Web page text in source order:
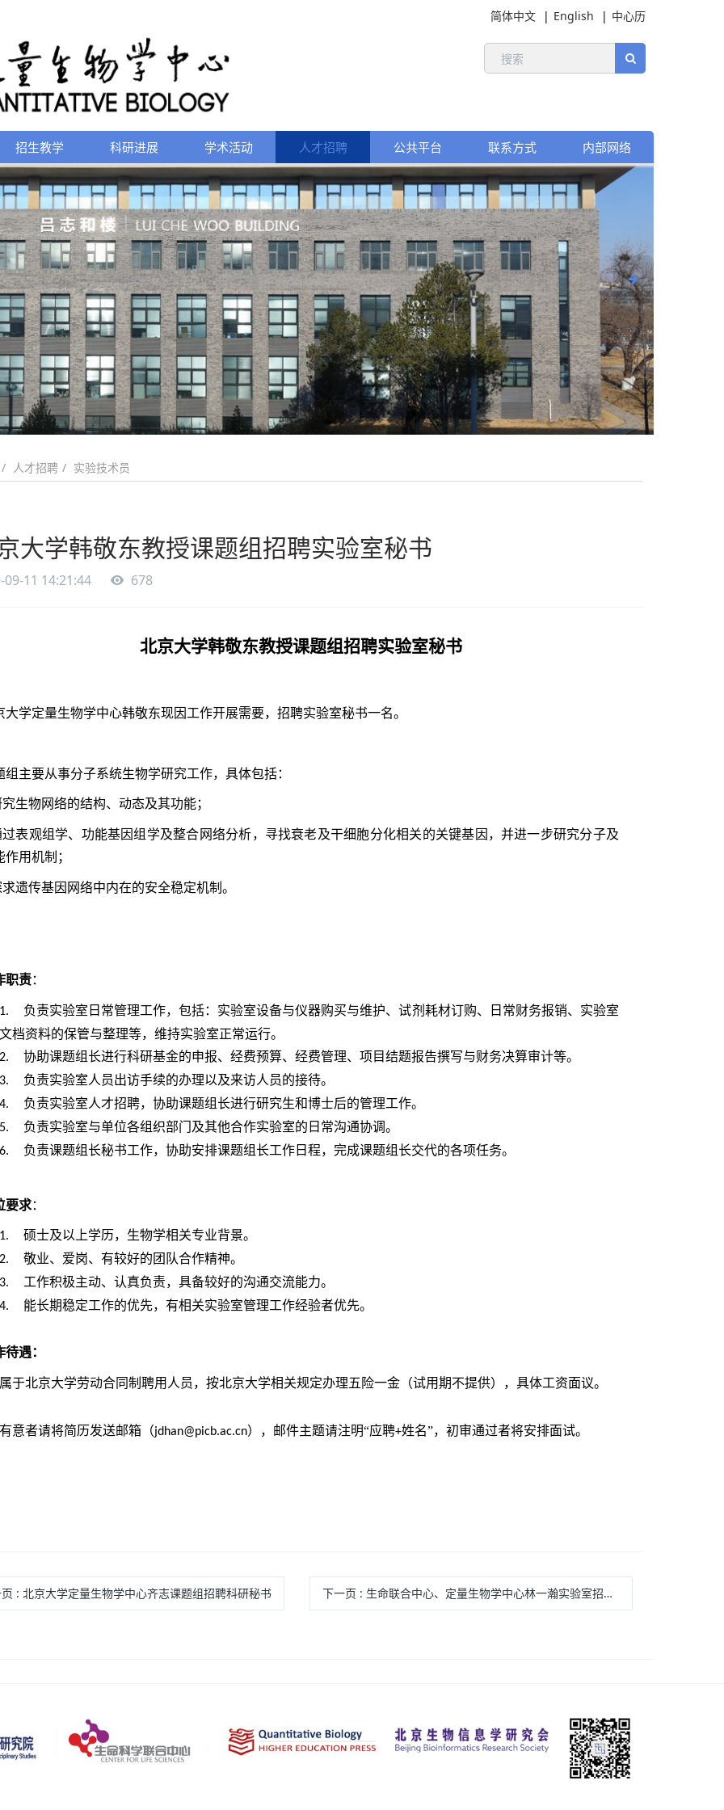
简体中文 English 中心历
招生教学 科研进展 学术活动 人才招聘 公共平台 联系方式 内部网络
人才招聘 实验技术员
大学韩敬东教授课题组招聘实验室秘书
09-11 14:21:44 678
北京大学韩敬东教授课题组招聘实验室秘书
大学定量生物学中心韩敬东现因工作开展需要，招聘实验室秘书一名。
组主要从事分子系统生物学研究工作，具体包括：
生物网络的结构、动态及其功能；
过表观组学、功能基因组学及整合网络分析，寻找衰老及干细胞分化相关的关键基因，并进一步研究分子及
作用机制；
遗传基因网络中内在的安全稳定机制。
职责：
负责实验室日常管理工作，包括：实验室设备与仪器购买与维护、试剂耗材订购、日常财务报销、实验室
档资料的保管与整理等，维持实验室正常运行。
协助课题组长进行科研基金的申报、经费预算、经费管理、项目结题报告撰写与财务决算审计等。
负责实验室人员出访手续的办理以及来访人员的接待。
负责实验室人才招聘，协助课题组长进行研究生和博士后的管理工作。
负责实验室与单位各组织部门及其他合作实验室的日常沟通协调。
负责课题组长秘书工作，协助安排课题组长工作日程，完成课题组长交代的各项任务。
要求：
硕士及以上学历，生物学相关专业背景。
敬业、爱岗、有较好的团队合作精神。
工作积极主动、认真负责，具备较好的沟通交流能力。
能长期稳定工作的优先，有相关实验室管理工作经验者优先。
待遇：
于北京大学劳动合同制聘用人员，按北京大学相关规定办理五险一金（试用期不提供），具体工资面议。
意者请将简历发送邮箱（jdhan@picb.ac.cn），邮件主题请注明“应聘+姓名”，初审通过者将安排面试。
: 北京大学定量生物学中心齐志课题组招聘科研秘书 下一页 : 生命联合中心、定量生物学中心林一瀚实验室招聘实验技术员/科研助理